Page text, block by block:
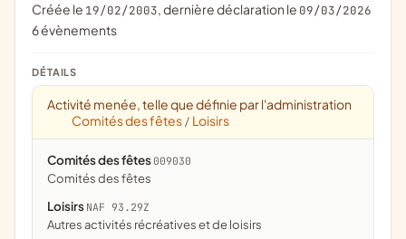
Créée le 19/02/2003, dernière déclaration le 09/03/2026
6 évènements
DÉTAILS
Activité menée, telle que définie par l'administration
Comités des fêtes / Loisirs
Comités des fêtes 009030
comités des fêtes
Loisirs NAF 93.29Z
Autres activités récréatives et de loisirs